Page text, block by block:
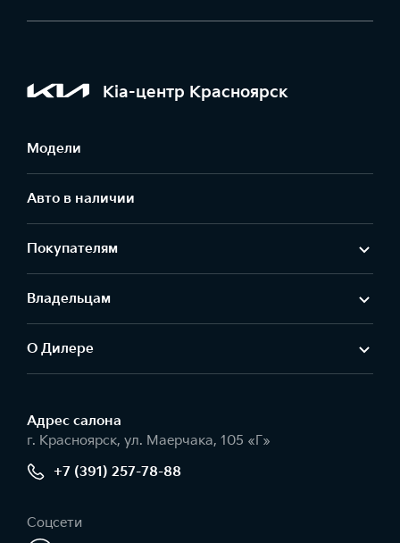
Kia-центр Красноярск
Модели
Авто в наличии
Покупателям
Владельцам
О Дилере
Адрес салонa
г. Красноярск, ул. Маерчака, 105 «Г»
+7 (391) 257-78-88
Соцсети